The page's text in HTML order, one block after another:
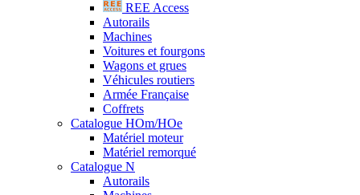
REE Access
Autorails
Machines
Voitures et fourgons
Wagons et grues
Véhicules routiers
Armée Française
Coffrets
Catalogue HOm/HOe
Matériel moteur
Matériel remorqué
Catalogue N
Autorails